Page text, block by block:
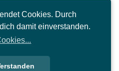
Cookies. Durch
damit einverstanden.
Kommentare via E-
Beiträge via E-Mail.